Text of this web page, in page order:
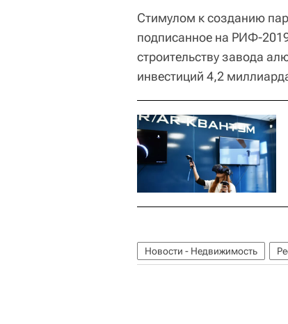
Стимулом к созданию
подписанное на РИФ-
строительству завода
инвестиций 4,2
Новости - Недвижимость